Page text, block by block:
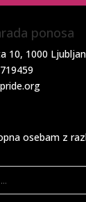
ponosa
10, 1000
osebam z